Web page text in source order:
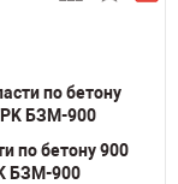
по бетону 900
БЗМ-900